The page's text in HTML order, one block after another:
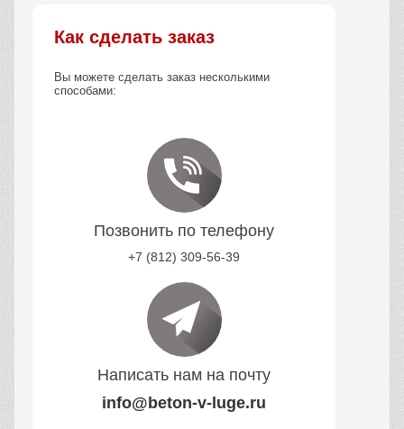
Как сделать заказ
Вы можете сделать заказ несколькими
способами:
Позвонить по телефону
+7 (812) 309-56-39
Написать нам на почту
info@beton-v-luge.ru